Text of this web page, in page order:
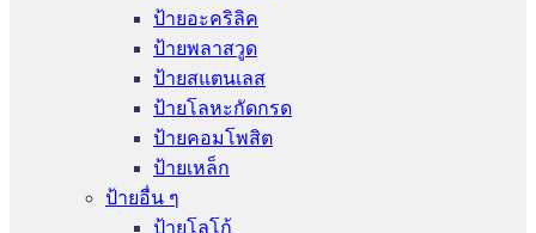
ป้ายอะคริลิค
ป้ายพลาสวูด
ป้ายสแตนเลส
ป้ายโลหะกัดกรด
ป้ายคอมโพสิต
ป้ายเหล็ก
ป้ายอื่น ๆ
ป้ายโลโก้